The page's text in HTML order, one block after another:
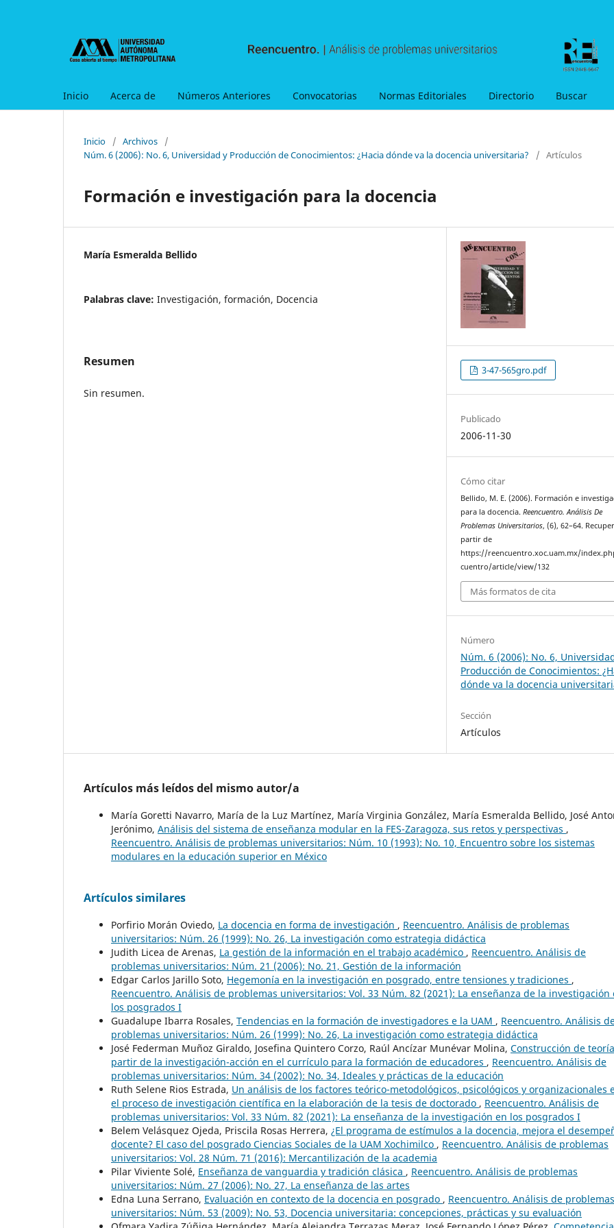
Inicio Acerca de Números Anteriores Convocatorias Normas Editoriales Directorio Buscar
Inicio / Archivos
/
Núm. 6 (2006): No. 6, Universidad y Producción de Conocimientos: ¿Hacia dónde va la docencia universitaria?
/ Artículos
Formación e investigación para la docencia
María Esmeralda Bellido
Palabras clave: Investigación, formación, Docencia
Resumen
Sin resumen.
3-47-565gro.pdf
Publicado
2006-11-30
Cómo citar
Bellido, M. E. (2006). Formación e
para la docencia.Reencuentro. Análisis De
Problemas Universitarios, (6), 62–64.
partir de
https://reencuentro.xoc.uam.mx/
cuentro/article/view/132
Más formatos de cita
Número
Núm. 6 (2006): No. 6,
Producción de Conocimientos:
dónde va la docencia
Sección
Artículos
Artículos más leídos del mismo autor/a
María Goretti Navarro, María de la Luz Martínez, María Virginia González, María Esmeralda Bellido, José
Jerónimo, Análisis del sistema de enseñanza modular en la FES-Zaragoza, sus retos y perspectivas ,
Reencuentro. Análisis de problemas universitarios: Núm. 10 (1993): No. 10, Encuentro sobre los sistemas
modulares en la educación superior en México
Artículos similares
Porfirio Morán Oviedo, La docencia en forma de investigación , Reencuentro. Análisis de problemas
universitarios: Núm. 26 (1999): No. 26, La investigación como estrategia didáctica
Judith Licea de Arenas, La gestión de la información en el trabajo académico , Reencuentro. Análisis de
problemas universitarios: Núm. 21 (2006): No. 21, Gestión de la información
Edgar Carlos Jarillo Soto, Hegemonía en la investigación en posgrado, entre tensiones y tradiciones ,
Reencuentro. Análisis de problemas universitarios: Vol. 33 Núm. 82 (2021): La enseñanza de la investigación
los posgrados I
Guadalupe Ibarra Rosales, Tendencias en la formación de investigadores e la UAM , Reencuentro. Análisis
problemas universitarios: Núm. 26 (1999): No. 26, La investigación como estrategia didáctica
José Federman Muñoz Giraldo, Josefina Quintero Corzo, Raúl Ancízar Munévar Molina, Construcción de
partir de la investigación-acción en el currículo para la formación de educadores , Reencuentro. Análisis de
problemas universitarios: Núm. 34 (2002): No. 34, Ideales y prácticas de la educación
Ruth Selene Rios Estrada, Un análisis de los factores teórico-metodológicos, psicológicos y organizacionales
el proceso de investigación científica en la elaboración de la tesis de doctorado , Reencuentro. Análisis de
problemas universitarios: Vol. 33 Núm. 82 (2021): La enseñanza de la investigación en los posgrados I
Belem Velásquez Ojeda, Priscila Rosas Herrera, ¿El programa de estímulos a la docencia, mejora el
docente? El caso del posgrado Ciencias Sociales de la UAM Xochimilco , Reencuentro. Análisis de problemas
universitarios: Vol. 28 Núm. 71 (2016): Mercantilización de la academia
Pilar Viviente Solé, Enseñanza de vanguardia y tradición clásica , Reencuentro. Análisis de problemas
universitarios: Núm. 27 (2006): No. 27, La enseñanza de las artes
Edna Luna Serrano, Evaluación en contexto de la docencia en posgrado , Reencuentro. Análisis de problemas
universitarios: Núm. 53 (2009): No. 53, Docencia universitaria: concepciones, prácticas y su evaluación